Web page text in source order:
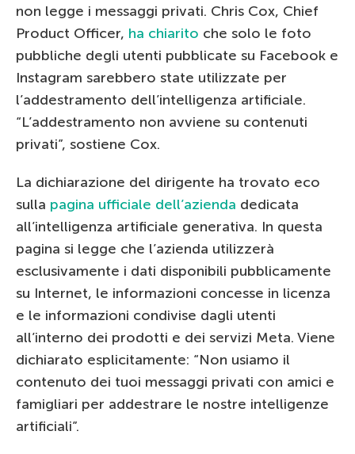
non legge i messaggi privati. Chris Cox, Chief
Product Officer, ha chiarito che solo le foto
pubbliche degli utenti pubblicate su Facebook e
Instagram sarebbero state utilizzate per
l’addestramento dell’intelligenza artificiale.
“L’addestramento non avviene su contenuti
privati”, sostiene Cox.
La dichiarazione del dirigente ha trovato eco
sulla pagina ufficiale dell’azienda dedicata
all’intelligenza artificiale generativa. In questa
pagina si legge che l’azienda utilizzerà
esclusivamente i dati disponibili pubblicamente
su Internet, le informazioni concesse in licenza
e le informazioni condivise dagli utenti
all’interno dei prodotti e dei servizi Meta. Viene
dichiarato esplicitamente: “Non usiamo il
contenuto dei tuoi messaggi privati con amici e
famigliari per addestrare le nostre intelligenze
artificiali”.